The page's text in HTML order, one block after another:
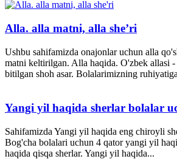
Alla. alla matni, alla she’ri
Ushbu sahifamizda onajonlar uchun alla
matni keltirilgan. Alla haqida. O'zbek allasi
bitilgan shoh asar. Bolalarimizning
Yangi yil haqida sherlar bolalar
Sahifamizda Yangi yil haqida eng chiroyli
Bog'cha bolalari uchun 4 qator yangi yil
haqida qisqa sherlar. Yangi yil haqida...